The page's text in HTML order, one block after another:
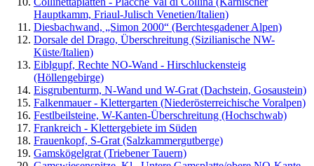
Hauptkamm, Friaul-Julisch Venetien/Italien)
Diesbachwand, „Simon 2000“ (Berchtesgadener Alpen)
Dorsale del Drago, Überschreitung (Sizilianische NW-
Küste/Italien)
Eiblgupf, Rechte NO-Wand - Hirschluckensteig
(Höllengebirge)
Eisgrubenturm, N-Wand und W-Grat (Dachstein, Gosaustein)
Falkenmauer - Klettergarten (Niederösterreichische Voralpen)
Festlbeilsteine, W-Kanten-Überschreitung (Hochschwab)
Frankreich - Klettergebiete im Süden
Frauenkopf, S-Grat (Salzkammergutberge)
Gamskögelgrat (Triebener Tauern)